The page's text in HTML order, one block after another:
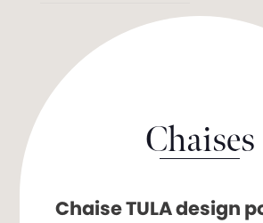
Chaises
Chaise TULA design